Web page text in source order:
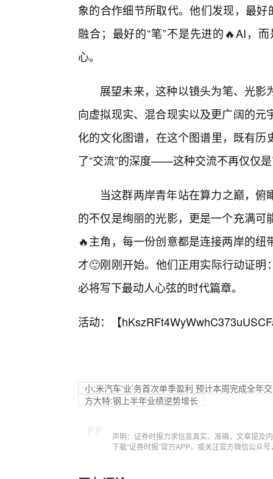
象的合作细节所取代。他们发现，最
融合；最好的“笔”不是先进的🔥AI，
心。
展望未来，这种以镜头为笔、光
向虚拟现实、混合现实以及更广阔的
化的文化图谱，在这个图谱里，既有
了“交流”的深度——这种交流不再仅仅
当这群两岸青年站在算力之巅，
的不仅是绚丽的光影，更是一个充满
🔥主角，每一份创意都是连接两岸的
才🙂刚刚开始。他们正用实际行动证
必将写下最动人心弦的时代篇章。
活动：【
小;米汽车‘业’务首次单季盈利 预计本周完成全年
方大特:钢上半年业绩逆势增长
声明：证券时报力求信息真实、准确，文章提及
下载“证券时报”官方APP，或关注官方微信公众